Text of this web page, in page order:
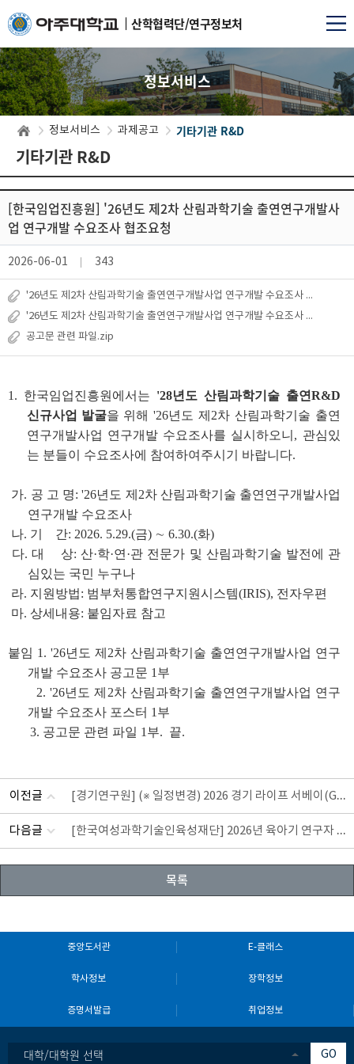
산학협력단/연구정보처
정보서비스
정보서비스 과제공고 기타기관 R&D
기타기관 R&D
[한국임업진흥원] '26년도 제2차 산림과학기술 출연연구개발사
업 연구개발 수요조사 협조요청
2026-06-01 343
'26년도 제2차 산림과학기술 출연연구개발사업 연구개발 수요조사 공고.hwp
'26년도 제2차 산림과학기술 출연연구개발사업 연구개발 수요조사 포스터.jpg
공고문 관련 파일.zip
1. 한국임업진흥원에서는 '28년도 산림과학기술 출연R&D
신규사업 발굴을 위해 '26년도 제2차 산림과학기술 출연
연구개발사업 연구개발 수요조사를 실시하오니, 관심있
는 분들이 수요조사에 참여하여주시기 바랍니다.
가. 공 고 명: '26년도 제2차 산림과학기술 출연연구개발사업
연구개발 수요조사
나. 기 간: 2026. 5.29.(금) ∼ 6.30.(화)
다. 대 상: 산·학·연·관 전문가 및 산림과학기술 발전에 관
심있는 국민 누구나
라. 지원방법: 범부처통합연구지원시스템(IRIS), 전자우편
마. 상세내용: 붙임자료 참고
붙임 1. '26년도 제2차 산림과학기술 출연연구개발사업 연구
개발 수요조사 공고문 1부
2. '26년도 제2차 산림과학기술 출연연구개발사업 연구
개발 수요조사 포스터 1부
3. 공고문 관련 파일 1부. 끝.
이전글 [경기연구원] (※ 일정변경) 2026 경기 라이프 서베이
다음글 [한국여성과학기술인육성재단] 2026년 육아기 연구자 과
목록
중앙도서관 E-클래스
학사정보 장학정보
증명서발급 취업정보
대학/대학원 선택 GO